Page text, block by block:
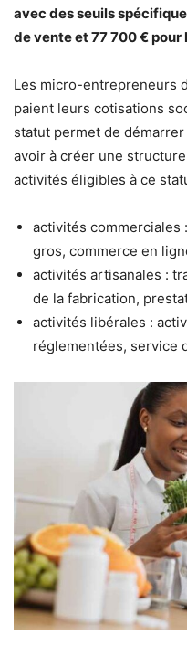
avec des seuils
de vente et 77 700 €
Les micro-entrepreneurs
paient leurs cotisations
statut permet de
avoir à créer une
activités éligibles à ce
activités commerciales
gros, commerce en
activités artisanales :
de la fabrication,
activités libérales :
réglementées, service